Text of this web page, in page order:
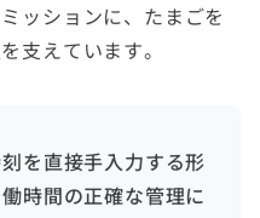
ッションに、たまごを
支えています。
を直接手入力する形
時間の正確な管理に